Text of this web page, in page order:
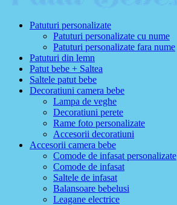
Patuturi personalizate
Patuturi personalizate cu nume
Patuturi personalizate fara nume
Patuturi din lemn
Patut bebe + Saltea
Saltele patut bebe
Decoratiuni camera bebe
Lampa de veghe
Decoratiuni perete
Rame foto personalizate
Accesorii decoratiuni
Accesorii camera bebe
Comode de infasat personalizate
Comode de infasat
Saltele de infasat
Balansoare bebelusi
Leagane electrice